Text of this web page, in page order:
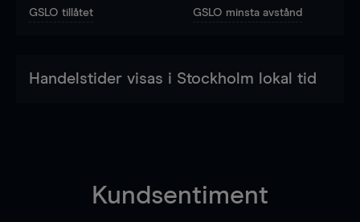
GSLO tillåtet GSLO minsta avstånd
Handelstider visas i Stockholm lokal tid
Kundsentiment